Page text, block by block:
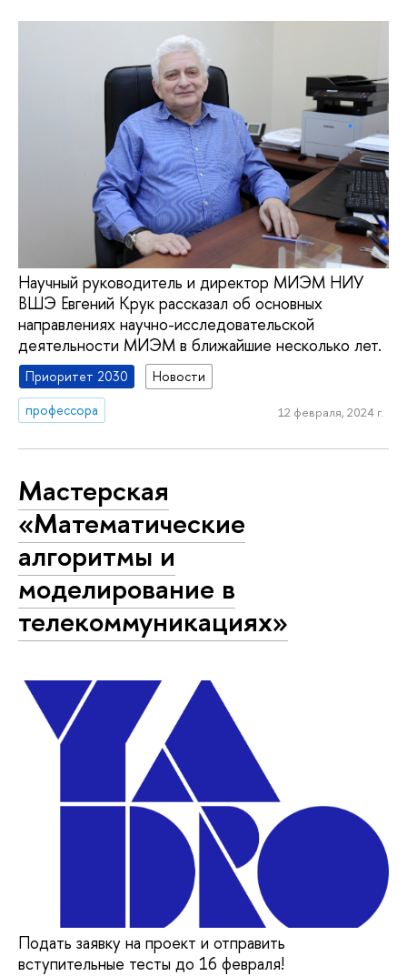
Научный руководитель и директор МИЭМ НИУ
ВШЭ Евгений Крук рассказал об основных
направлениях научно-исследовательской
деятельности МИЭМ в ближайшие несколько лет.
Приоритет 2030
Новости
профессора
12 февраля, 2024 г.
Мастерская
«Математические
алгоритмы и
моделирование в
телекоммуникациях»
Подать заявку на проект и отправить
вступительные тесты до 16 февраля!